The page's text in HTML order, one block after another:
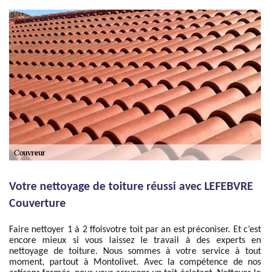
Votre nettoyage de toiture réussi avec LEFEBVRE
Couverture
Faire nettoyer 1 à 2 ffoisvotre toit par an est préconiser. Et c’est
encore mieux si vous laissez le travail à des experts en
nettoyage de toiture. Nous sommes à votre service à tout
moment, partout à Montolivet. Avec la compétence de nos